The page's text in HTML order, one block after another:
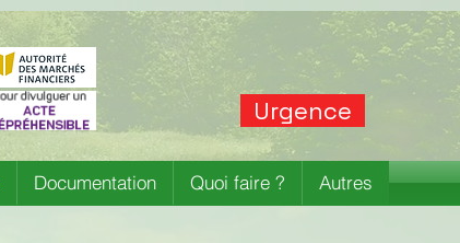
Documentation Quoi faire ? Autres
Urgence